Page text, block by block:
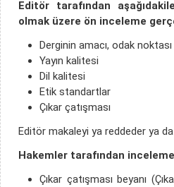
Editör tarafından
olmak üzere ön inceleme
Derginin amacı, odak
Yayın kalitesi
Dil kalitesi
Etik standartlar
Çıkar çatışması
Editör makaleyi ya reddeder ya
Hakemler tarafından
Çıkar çatışması beyanı